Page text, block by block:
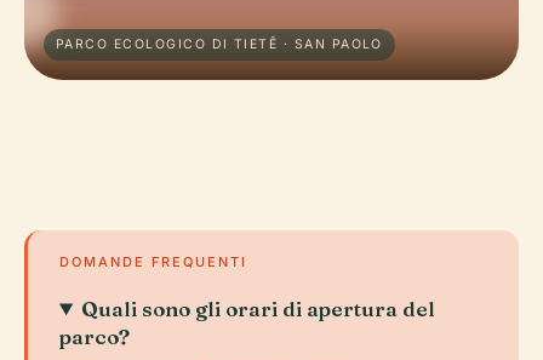
PARCO ECOLOGICO DI TIETÊ · SAN PAOLO
DOMANDE FREQUENTI
Quali sono gli orari di apertura del
parco?